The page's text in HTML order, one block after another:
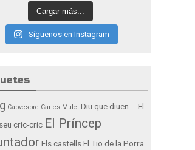
Cargar más...
Síguenos en Instagram
Capvespre Carles Mulet Diu que diuen...
El
cric-cric El Príncep
Els castellsEl Tio de la Porra